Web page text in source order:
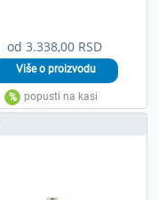
od 3.338,00 RSD